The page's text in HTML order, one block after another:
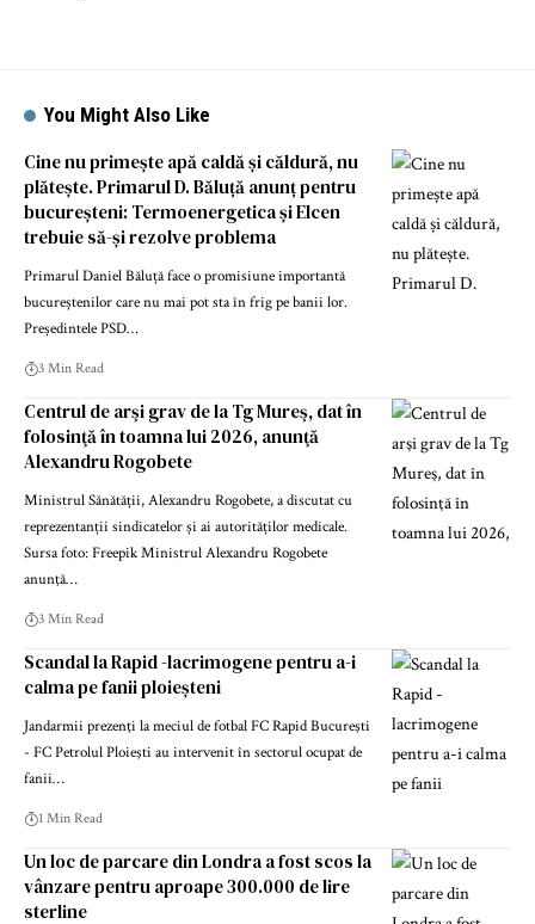
You Might Also Like
Cine nu primește apă caldă și căldură, nu
plătește. Primarul D. Băluță anunț pentru
bucureșteni: Termoenergetica și Elcen
trebuie să-și rezolve problema
Primarul Daniel Băluță face o promisiune importantă
bucureștenilor care nu mai pot sta în frig pe banii lor.
Președintele PSD…
3 Min Read
Centrul de arşi grav de la Tg Mureş, dat în
folosinţă în toamna lui 2026, anunţă
Alexandru Rogobete
Ministrul Sănătății, Alexandru Rogobete, a discutat cu
reprezentanții sindicatelor și ai autorităților medicale.
Sursa foto: Freepik Ministrul Alexandru Rogobete
anunţă…
3 Min Read
Scandal la Rapid -lacrimogene pentru a-i
calma pe fanii ploieșteni
Jandarmii prezenţi la meciul de fotbal FC Rapid Bucureşti
- FC Petrolul Ploieşti au intervenit în sectorul ocupat de
fanii…
1 Min Read
Un loc de parcare din Londra a fost scos la
vânzare pentru aproape 300.000 de lire
sterline